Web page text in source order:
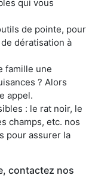
qui vous
de pointe, pour
dératisation à
famille une
? Alors
appel.
: le rat noir, le
champs, etc. nos
pour assurer la
contactez nos